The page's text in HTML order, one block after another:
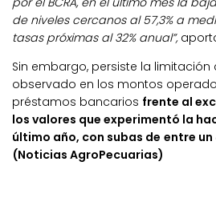
de niveles cercanos al 57,3% a
tasas próximas al 32% anual”,
Sin embargo, persiste la limitación
observado en los montos
préstamos bancarios frente al
los valores que experimentó la
último año, con subas de entre un
(Noticias AgroPecuarias)